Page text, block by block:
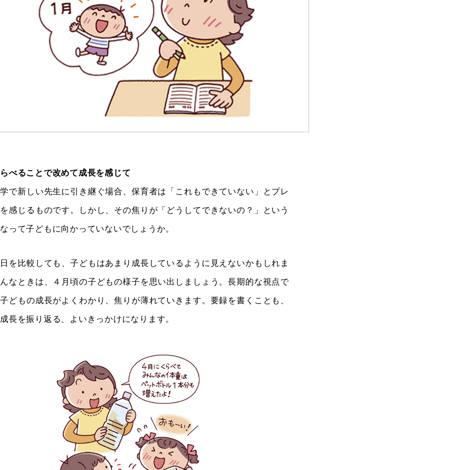
べることで改めて成長を感じて
で新しい先生に引き継ぐ場合、保育者は「これもできていない」とプレ
感じるものです。しかし、その焦りが「どうしてできないの？」という
って子どもに向かっていないでしょうか。
を比較しても、子どもはあまり成長しているように見えないかもしれま
なときは、４月頃の子どもの様子を思い出しましょう。長期的な視点で
どもの成長がよくわかり、焦りが薄れていきます。要録を書くことも、
長を振り返る、よいきっかけになります。